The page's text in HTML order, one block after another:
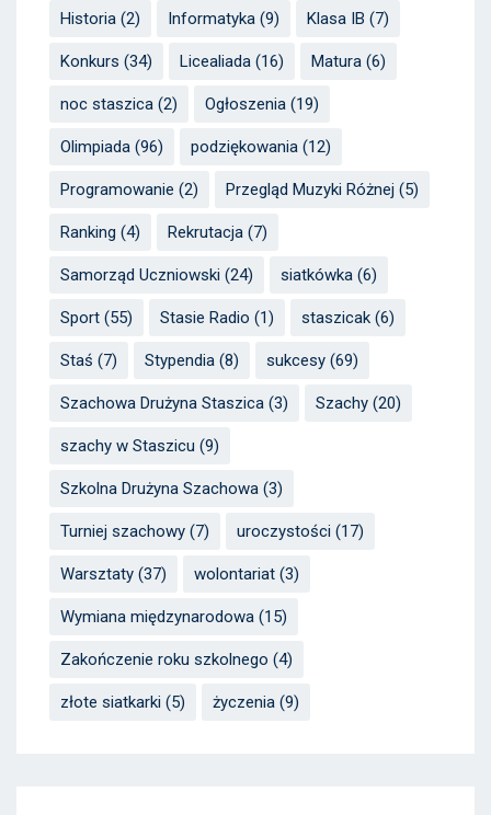
Historia (2) Informatyka (9) Klasa IB (7)
Konkurs (34) Licealiada (16) Matura (6)
noc staszica (2) Ogłoszenia (19)
Olimpiada (96) podziękowania (12)
Programowanie (2) Przegląd Muzyki Różnej (5)
Ranking (4) Rekrutacja (7)
Samorząd Uczniowski (24) siatkówka (6)
Sport (55) Stasie Radio (1) staszicak (6)
Staś (7) Stypendia (8) sukcesy (69)
Szachowa Drużyna Staszica (3) Szachy (20)
szachy w Staszicu (9)
Szkolna Drużyna Szachowa (3)
Turniej szachowy (7) uroczystości (17)
Warsztaty (37) wolontariat (3)
Wymiana międzynarodowa (15)
Zakończenie roku szkolnego (4)
złote siatkarki (5) życzenia (9)